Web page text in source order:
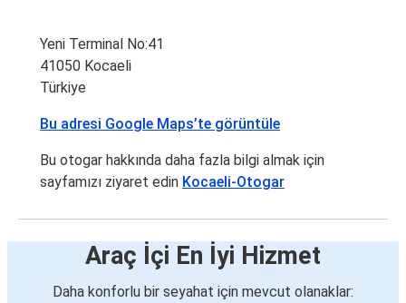
Yeni Terminal No:41
41050 Kocaeli
Türkiye
Bu adresi Google Maps’te görüntüle
Bu otogar hakkında daha fazla bilgi almak için
sayfamızı ziyaret edin Kocaeli-Otogar
Araç İçi En İyi Hizmet
Daha konforlu bir seyahat için mevcut olanaklar: